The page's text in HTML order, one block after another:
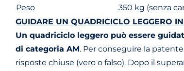
Peso
350 kg (senza
GUIDARE UN QUADRICICLO LEGGERO
Un quadriciclo leggero può essere
di categoria AM. Per conseguire la
risposte chiuse (vero o falso). Dopo il